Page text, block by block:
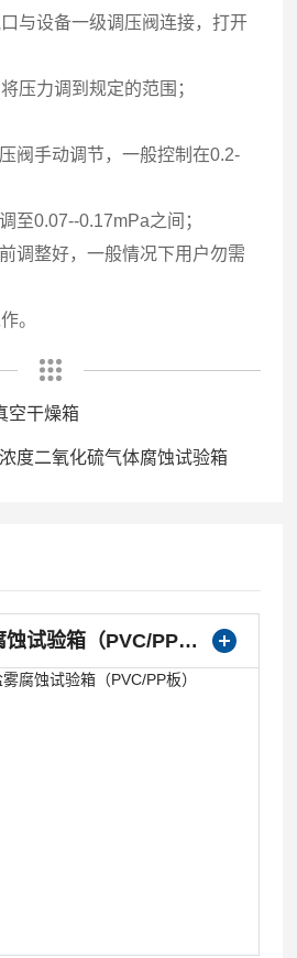
与设备一级调压阀连接，打开
压力调到规定的范围；
阀手动调节，一般控制在0.2-
至0.07--0.17mPa之间；
调整好，一般情况下用户勿需
。
空干燥箱
度二氧化硫气体腐蚀试验箱
YWS-250盐雾腐蚀试验箱（PVC/PP板） YWX/Q-250盐